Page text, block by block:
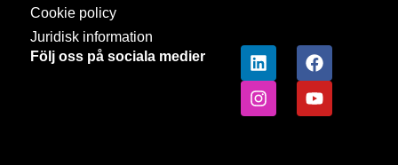
Cookie policy
Juridisk information
Följ oss på sociala medier